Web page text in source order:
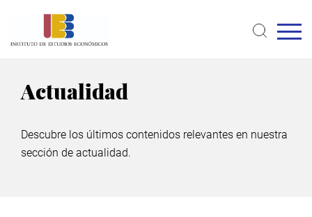
principal
Actualidad
Descubre los últimos contenidos relevantes en nuestra
sección de actualidad.